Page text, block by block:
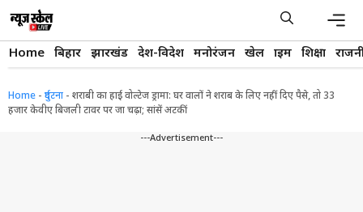
content
Home बिहार झारखंड देश-विदेश मनोरंजन खेल क्राइम शिक्षा
Home - दुर्घटना - शराबी का हाई वोल्टेज ड्रामा: घर वालों ने शराब के लिए नहीं दिए पैसे, तो 33
हजार केवीए बिजली टावर पर जा चढ़ा; सांसें अटकीं
---Advertisement---